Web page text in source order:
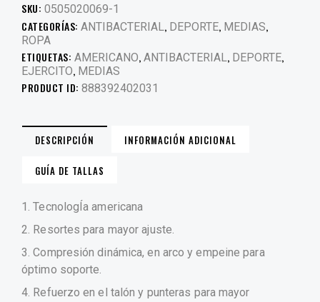
SKU: 0505020069-1
CATEGORÍAS: ANTIBACTERIAL, DEPORTE, MEDIAS,
ROPA
ETIQUETAS: AMERICANO, ANTIBACTERIAL, DEPORTE,
EJERCITO, MEDIAS
PRODUCT ID: 888392402031
DESCRIPCIÓN INFORMACIÓN ADICIONAL
GUÍA DE TALLAS
1. TecnologÍa americana
2. Resortes para mayor ajuste.
3. Compresión dinámica, en arco y empeine para
óptimo soporte.
4. Refuerzo en el talón y punteras para mayor